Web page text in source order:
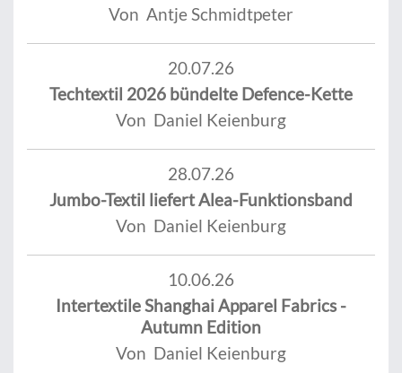
Von Antje Schmidtpeter
20.07.26
Techtextil 2026 bündelte Defence-Kette
Von Daniel Keienburg
28.07.26
Jumbo-Textil liefert Alea-Funktionsband
Von Daniel Keienburg
10.06.26
Intertextile Shanghai Apparel Fabrics -
Autumn Edition
Von Daniel Keienburg